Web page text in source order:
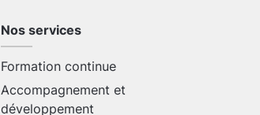
Nos services
Formation continue
Accompagnement et
développement